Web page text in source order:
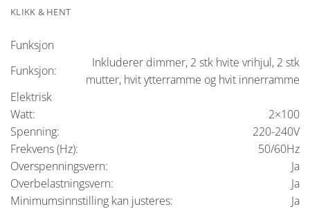
KLIKK & HENT
Funksjon
Funksjon:
Inkluderer dimmer, 2 stk hvite vrihjul, 2 stk
mutter, hvit ytterramme og hvit innerramme
Elektrisk
Watt:
2×100
Spenning:
220-240V
Frekvens (Hz):
50/60Hz
Overspenningsvern:
Ja
Overbelastningsvern:
Ja
Minimumsinnstilling kan justeres:
Ja